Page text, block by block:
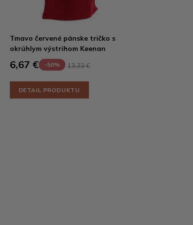
Tmavo červené pánske tričko s
okrúhlym výstrihom Keenan
6,67 € -50% 13,33 €
DETAIL PRODUKTU